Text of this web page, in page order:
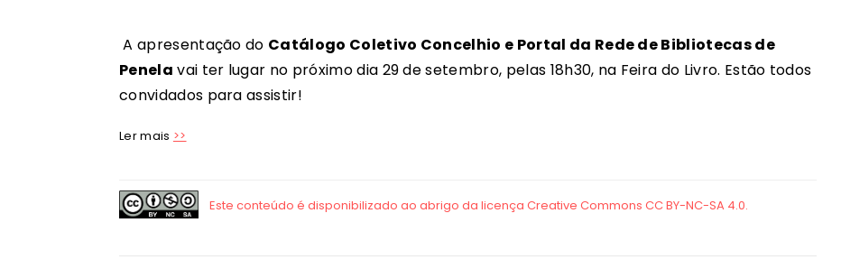
A apresentação do Catálogo Coletivo Concelhio e Portal da Rede de Bibliotecas de
Penela vai ter lugar no próximo dia 29 de setembro, pelas 18h30, na Feira do Livro. Estão todos
convidados para assistir!
Ler mais >>